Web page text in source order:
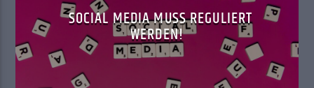
SOCIAL MEDIA MUSS REGULIERT
WERDEN!